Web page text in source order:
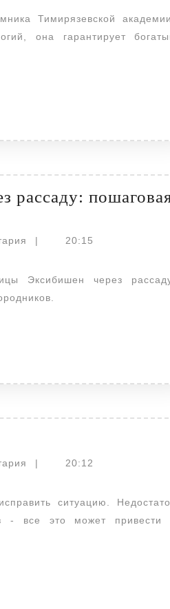
она гарантирует
рассаду:
| 20:15
| 20:12
- все это может привести